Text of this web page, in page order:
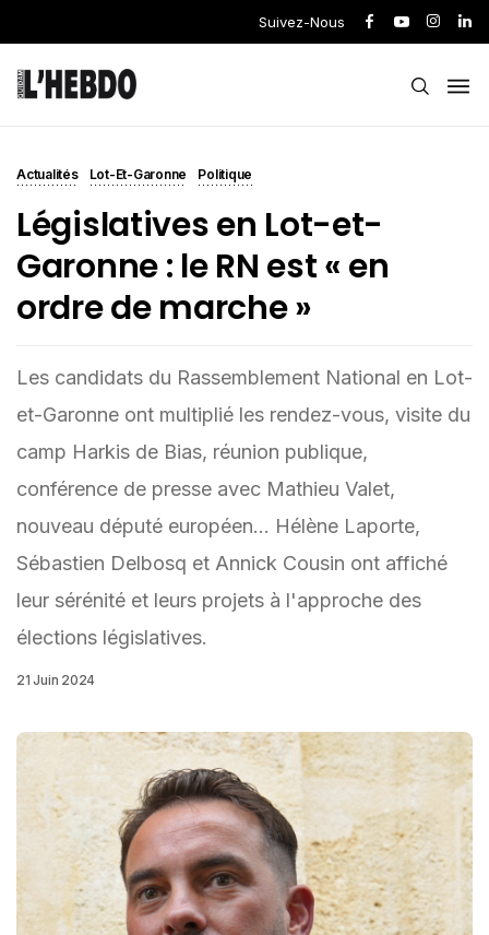
Suivez-Nous
Actualités Lot-Et-Garonne Politique
Législatives en Lot-et-
Garonne : le RN est « en
ordre de marche »
Les candidats du Rassemblement National en Lot-
et-Garonne ont multiplié les rendez-vous, visite du
camp Harkis de Bias, réunion publique,
conférence de presse avec Mathieu Valet,
nouveau député européen... Hélène Laporte,
Sébastien Delbosq et Annick Cousin ont affiché
leur sérénité et leurs projets à l'approche des
élections législatives.
21 Juin 2024